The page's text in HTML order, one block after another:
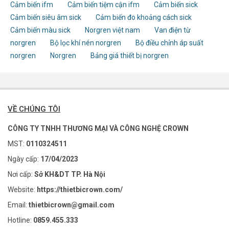
Cảm biến ifm
Cảm biến tiệm cận ifm
Cảm biến sick
Cảm biến siêu âm sick
Cảm biến đo khoảng cách sick
Cảm biến màu sick
Norgren việt nam
Van điện từ
norgren
Bộ lọc khí nén norgren
Bộ điều chỉnh áp suất
norgren
Norgren Bảng giá thiết bị norgren
VỀ CHÚNG TÔI
CÔNG TY TNHH THƯƠNG MẠI VÀ CÔNG NGHỆ CROWN
MST: 0110324511
Ngày cấp: 17/04/2023
Nơi cấp: Sở KH&DT TP. Hà Nội
Website: https://thietbicrown.com/
Email: thietbicrown@gmail.com
Hotline: 0859.455.333